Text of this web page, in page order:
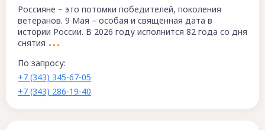
Россияне – это потомки победителей, поколения
ветеранов. 9 Мая – особая и священная дата в
истории России. В 2026 году исполнится 82 года со дня
снятия
По запросу:
+7 (343) 345-67-05
+7 (343) 286-19-40